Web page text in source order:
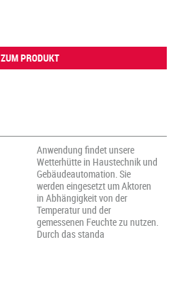
ZUM PRODUKT
Anwendung findet unsere
Wetterhütte in Haustechnik und
Gebäudeautomation. Sie
werden eingesetzt um Aktoren
in Abhängigkeit von der
Temperatur und der
gemessenen Feuchte zu nutzen.
Durch das standa